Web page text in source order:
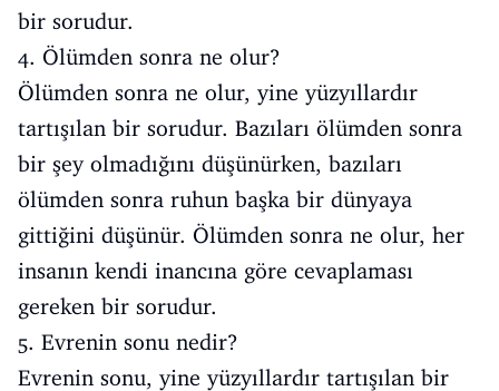
bir sorudur.
4. Ölümden sonra ne olur?
Ölümden sonra ne olur, yine yüzyıllardır
tartışılan bir sorudur. Bazıları ölümden sonra
bir şey olmadığını düşünürken, bazıları
ölümden sonra ruhun başka bir dünyaya
gittiğini düşünür. Ölümden sonra ne olur, her
insanın kendi inancına göre cevaplaması
gereken bir sorudur.
5. Evrenin sonu nedir?
Evrenin sonu, yine yüzyıllardır tartışılan bir